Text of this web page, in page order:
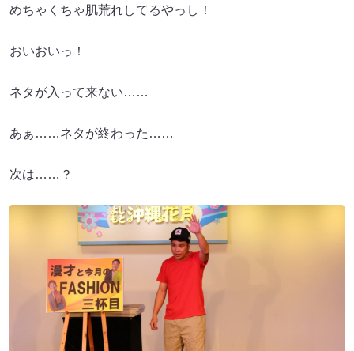
めちゃくちゃ肌荒れしてるやっし！
おいおいっ！
ネタが入って来ない……
あぁ……ネタが終わった……
次は……？